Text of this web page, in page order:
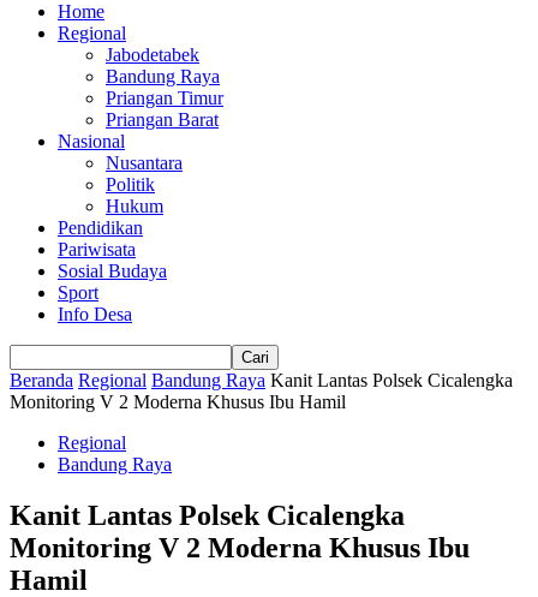
Home
Regional
Jabodetabek
Bandung Raya
Priangan Timur
Priangan Barat
Nasional
Nusantara
Politik
Hukum
Pendidikan
Pariwisata
Sosial Budaya
Sport
Info Desa
Beranda Regional Bandung Raya Kanit Lantas Polsek Cicalengka
Monitoring V 2 Moderna Khusus Ibu Hamil
Regional
Bandung Raya
Kanit Lantas Polsek Cicalengka
Monitoring V 2 Moderna Khusus Ibu
Hamil